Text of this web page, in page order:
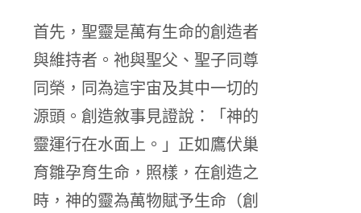
首先，聖靈是萬有生命的創造者
與維持者。祂與聖父、聖子同尊
同榮，同為這宇宙及其中一切的
源頭。創造敘事見證說：「神的
靈運行在水面上。」正如鷹伏巢
育雛孕育生命，照樣，在創造之
時，神的靈為萬物賦予生命（創